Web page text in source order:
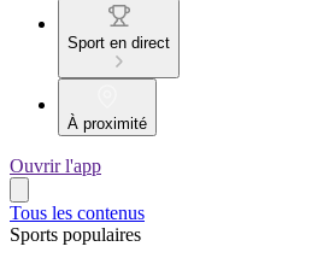
Sport en direct
À proximité
Ouvrir l'app
Tous les contenus
Sports populaires